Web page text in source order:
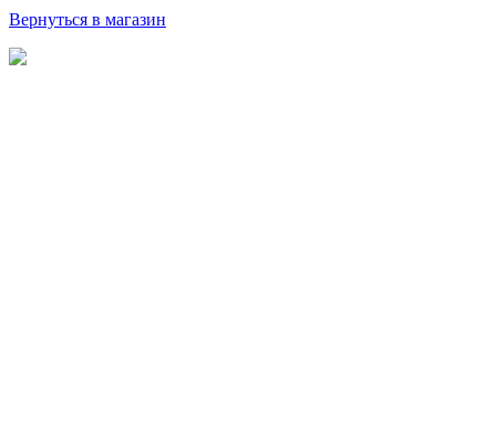
Вернуться в магазин